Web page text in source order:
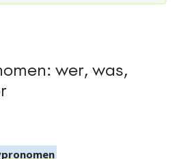
wer, was,